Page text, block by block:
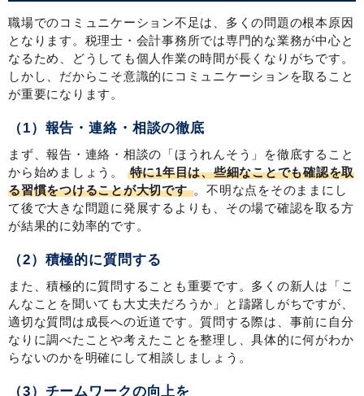
職場でのコミュニケーション不足は、多くの問題の根本原因
となります。税理士・会計事務所では専門的な業務が中心と
なるため、どうしても個人作業の時間が長くなりがちです。
しかし、だからこそ意識的にコミュニケーションを取ること
が重要になります。
（1）報告・連絡・相談の徹底
まず、報告・連絡・相談の「ほうれんそう」を徹底すること
から始めましょう。
特に1年目は、些細なことでも確認を取
る習慣をつけることが大切です 。不明な点をそのままにし
て後で大きな問題に発展するよりも、その場で確認を取る方
が結果的に効率的です。
（2）積極的に質問する
また、積極的に質問することも重要です。多くの新人は「こ
んなことを聞いても大丈夫だろうか」と躊躇しがちですが、
適切な質問は成長への近道です。質問する際は、事前に自分
なりに調べたことや考えたことを整理し、具体的に何がわか
らないのかを明確にして相談しましょう。
（3）チームワークの向上を